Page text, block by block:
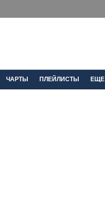
ЧАРТЫ ПЛЕЙЛИСТЫ ЕЩЕ